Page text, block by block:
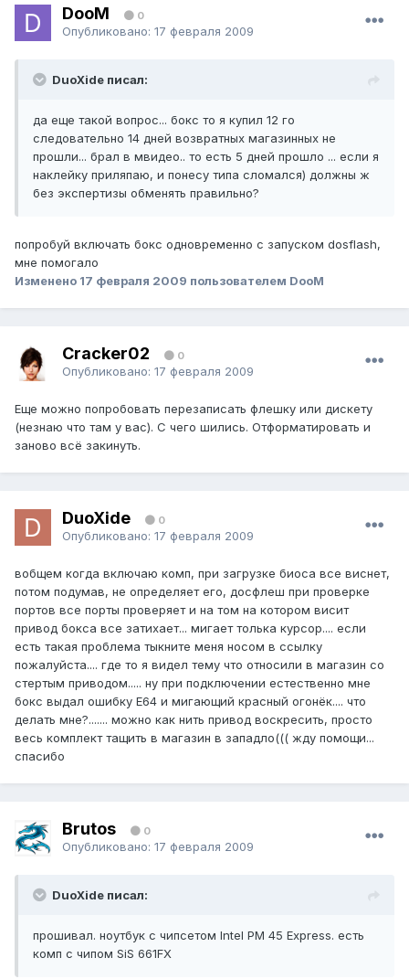
DooM 0
Опубликовано: 17 февраля 2009
DuoXide писал:
да еще такой вопрос... бокс то я купил 12 го
следовательно 14 дней возвратных магазинных не
прошли... брал в мвидео.. то есть 5 дней прошло ... если я
наклейку приляпаю, и понесу типа сломался) должны ж
без экспертизы обменять правильно?
попробуй включать бокс одновременно с запуском dosflash,
мне помогало
Изменено 17 февраля 2009 пользователем DooM
Cracker02 0
Опубликовано: 17 февраля 2009
Еще можно попробовать перезаписать флешку или дискету
(незнаю что там у вас). С чего шились. Отформатировать и
заново всё закинуть.
DuoXide 0
Опубликовано: 17 февраля 2009
вобщем когда включаю комп, при загрузке биоса все виснет,
потом подумав, не определяет его, досфлеш при проверке
портов все порты проверяет и на том на котором висит
привод бокса все затихает... мигает толька курсор.... если
есть такая проблема тыкните меня носом в ссылку
пожалуйста.... где то я видел тему что относили в магазин со
стертым приводом..... ну при подключении естественно мне
бокс выдал ошибку Е64 и мигающий красный огонёк.... что
делать мне?....... можно как нить привод воскресить, просто
весь комплект тащить в магазин в западло((( жду помощи...
спасибо
Brutos 0
Опубликовано: 17 февраля 2009
DuoXide писал:
прошивал. ноутбук с чипсетом Intel PM 45 Express. есть
комп с чипом SiS 661FX